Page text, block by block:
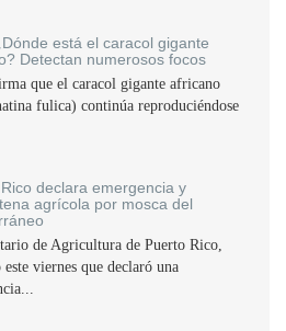
está el caracol gigante
Detectan numerosos focos
que el caracol gigante africano
fulica) continúa reproduciéndose
declara emergencia y
agrícola por mosca del
de Agricultura de Puerto Rico,
viernes que declaró una